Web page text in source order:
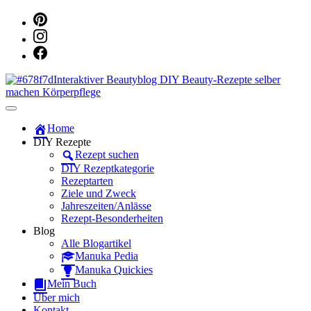
Manuka Magic – Natürlich schön:
Dein interaktiver DIY Beautyblog
Home
DIY Rezepte
Rezept suchen
DIY Rezeptkategorie
Rezeptarten
Ziele und Zweck
Jahreszeiten/Anlässe
Rezept-Besonderheiten
Blog
Alle Blogartikel
Manuka Pedia
Manuka Quickies
Mein Buch
Über mich